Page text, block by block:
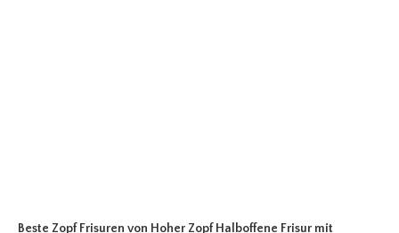
Beste Zopf Frisuren von Hoher Zopf Halboffene Frisur mit